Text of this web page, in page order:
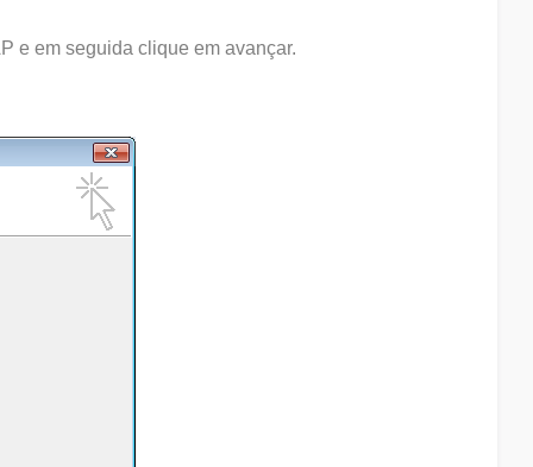
e em seguida clique em avançar.